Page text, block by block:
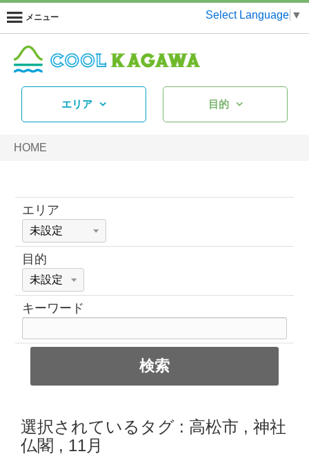
メニュー Select Language ▼
エリア 目的
HOME
エリア
目的
キーワード
選択されているタグ : 高松市 , 神社
仏閣 , 11月